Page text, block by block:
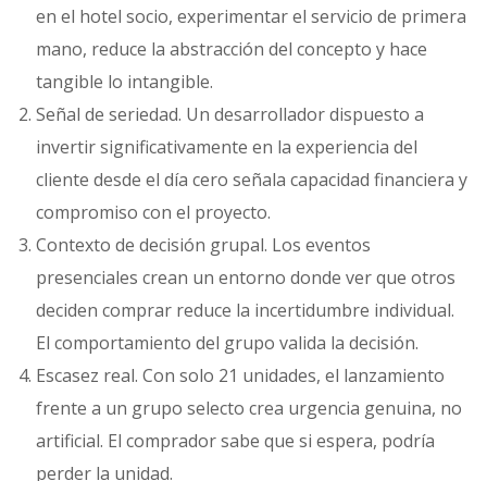
en el hotel socio, experimentar el servicio de primera
mano, reduce la abstracción del concepto y hace
tangible lo intangible.
Señal de seriedad. Un desarrollador dispuesto a
invertir significativamente en la experiencia del
cliente desde el día cero señala capacidad financiera y
compromiso con el proyecto.
Contexto de decisión grupal. Los eventos
presenciales crean un entorno donde ver que otros
deciden comprar reduce la incertidumbre individual.
El comportamiento del grupo valida la decisión.
Escasez real. Con solo 21 unidades, el lanzamiento
frente a un grupo selecto crea urgencia genuina, no
artificial. El comprador sabe que si espera, podría
perder la unidad.